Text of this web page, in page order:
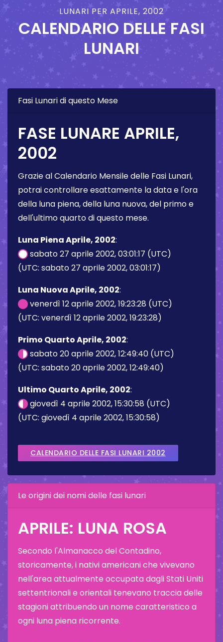
LUNARI PER APRILE, 2002
CALENDARIO DELLE FASI
LUNARI
Fasi Lunari di questo Mese
FASE LUNARE APRILE,
2002
Grazie al Calendario Mensile delle Fasi Lunari,
potrai controllare esattamente la data e l'ora
della luna piena, della luna nuova, del primo e
dell'ultimo quarto di questo mese.
Luna Piena Aprile, 2002:
sabato 27 aprile 2002, 03:01:17 (UTC)
(UTC: sabato 27 aprile 2002, 03:01:17)
Luna Nuova Aprile, 2002:
venerdì 12 aprile 2002, 19:23:28 (UTC)
(UTC: venerdì 12 aprile 2002, 19:23:28)
Primo Quarto Aprile, 2002:
sabato 20 aprile 2002, 12:49:40 (UTC)
(UTC: sabato 20 aprile 2002, 12:49:40)
Ultimo Quarto Aprile, 2002:
giovedì 4 aprile 2002, 15:30:58 (UTC)
(UTC: giovedì 4 aprile 2002, 15:30:58)
CALENDARIO DELLE FASI LUNARI 2002
Le origini dei nomi delle fasi lunari
APRILE: LUNA ROSA
Secondo l'Almanacco del Contadino,
storicamente, i nativi americani che vivevano
nell'area attualmente occupata dagli Stati Uniti
settentrionali e orientali tenevano traccia delle
stagioni attribuendo un nome caratteristico a
ogni luna piena ricorrente.